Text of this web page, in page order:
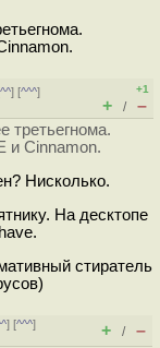
^^] [^^^]
+1
+ / –
третьегнома.
и Cinnamon.
Нисколько.
На десктопе
стиратель
] [^^^]
+ / –